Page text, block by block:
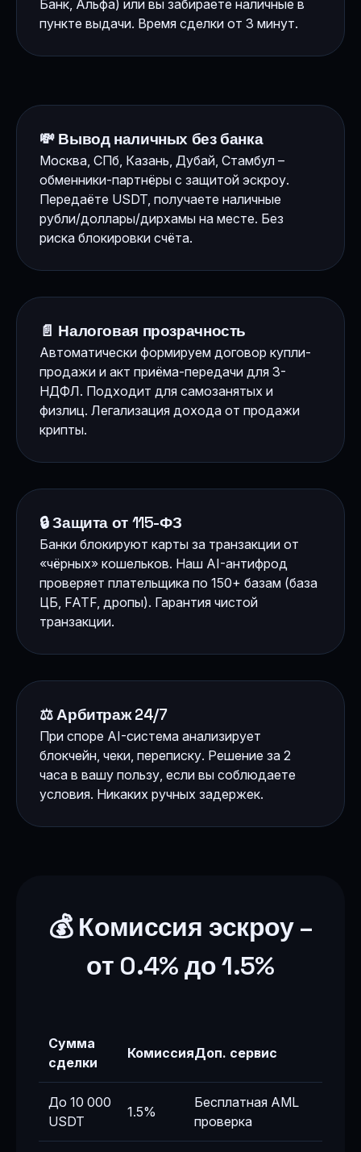
Банк, Альфа) или вы забираете наличные в
пункте выдачи. Время сделки от 3 минут.
💸 Вывод наличных без банка
Москва, СПб, Казань, Дубай, Стамбул –
обменники-партнёры с защитой эскроу.
Передаёте USDT, получаете наличные
рубли/доллары/дирхамы на месте. Без
риска блокировки счёта.
📄 Налоговая прозрачность
Автоматически формируем договор купли-
продажи и акт приёма-передачи для 3-
НДФЛ. Подходит для самозанятых и
физлиц. Легализация дохода от продажи
крипты.
🔒 Защита от 115-ФЗ
Банки блокируют карты за транзакции от
«чёрных» кошельков. Наш AI-антифрод
проверяет плательщика по 150+ базам (база
ЦБ, FATF, дропы). Гарантия чистой
транзакции.
⚖️ Арбитраж 24/7
При споре AI-система анализирует
блокчейн, чеки, переписку. Решение за 2
часа в вашу пользу, если вы соблюдаете
условия. Никаких ручных задержек.
💰 Комиссия эскроу –
от 0.4% до 1.5%
Сумма
сделки
КомиссияДоп. сервис
До 10 000
USDT
1.5%
Бесплатная AML
проверка